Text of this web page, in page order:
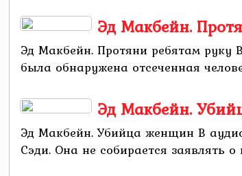
Эд Макбейн.
Эд Макбейн. Протяни ребятам руку
была обнаружена отсеченная
Эд Макбейн.
Эд Макбейн. Убийца женщин В
Сэди. Она не собирается заявлять